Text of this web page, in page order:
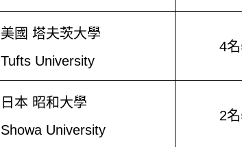
美國 塔夫茨大學
Tufts University
4
日本 昭和大學
Showa University
2